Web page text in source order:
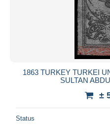
1863 TURKEY TURKEI
SULTAN
±
Status